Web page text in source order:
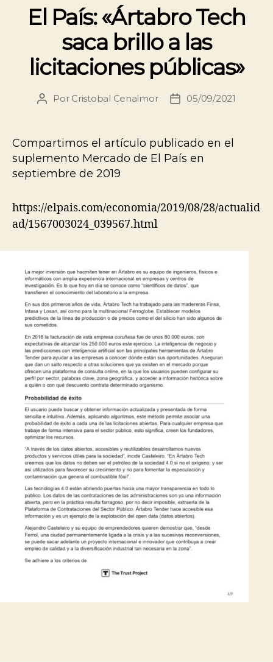
El País: «Ártabro Tech
saca brillo a las
licitaciones públicas»
Por Cristobal Cenalmor 05/09/2021
Compartimos el artículo publicado en el
suplemento Mercado de El País en
septiembre de 2019
https://elpais.com/economia/2019/08/28/actualid
ad/1567003024_039567.html